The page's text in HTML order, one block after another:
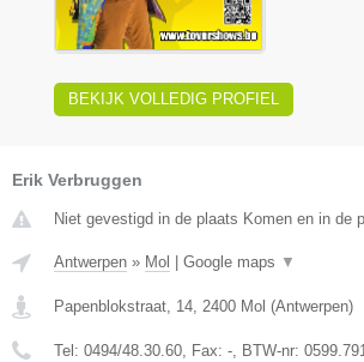
BEKIJK VOLLEDIG PROFIEL
Erik Verbruggen
Niet gevestigd in de plaats Komen en in de
Antwerpen » Mol Google maps ▼
Papenblokstraat, 14, 2400 Mol (Antwerpen)
Tel: 0494/48.30.60, Fax: -, BTW-nr: